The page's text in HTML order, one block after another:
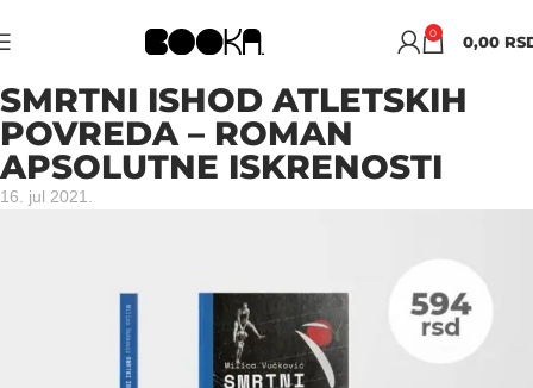
0 0,00
SMRTNI ISHOD ATLETSKIH
POVREDA – ROMAN
APSOLUTNE ISKRENOSTI
16. jul 2021.